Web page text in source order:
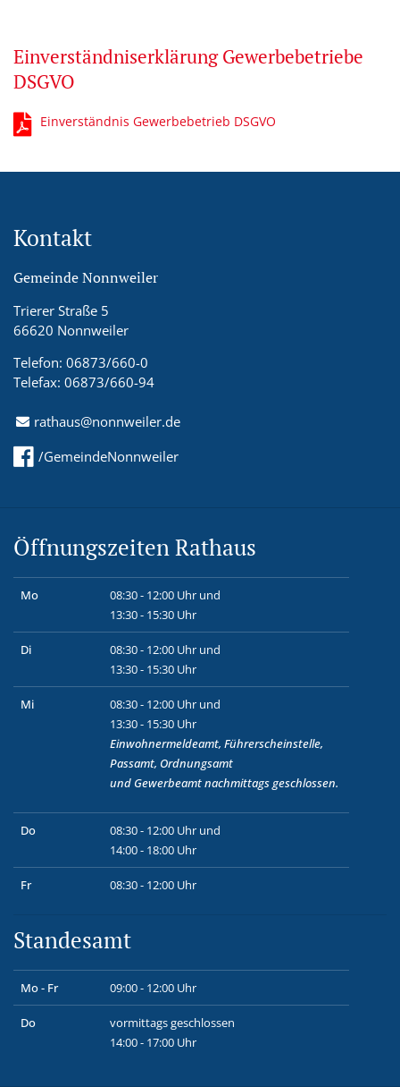
Einverständniserklärung Gewerbebetriebe
DSGVO
Einverständnis Gewerbebetrieb DSGVO
Kontakt
Gemeinde Nonnweiler
Trierer Straße 5
66620 Nonnweiler
Telefon: 06873/660-0
Telefax: 06873/660-94
rathaus@nonnweiler.de
/GemeindeNonnweiler
Öffnungszeiten Rathaus
Mo
08:30 - 12:00 Uhr und
13:30 - 15:30 Uhr
Di
08:30 - 12:00 Uhr und
13:30 - 15:30 Uhr
Mi
08:30 - 12:00 Uhr und
13:30 - 15:30 Uhr
Einwohnermeldeamt, Führerscheinstelle,
Passamt, Ordnungsamt
und Gewerbeamtnachmittags geschlossen.
Do
08:30 - 12:00 Uhr und
14:00 - 18:00 Uhr
Fr 08:30 - 12:00 Uhr
Standesamt
Mo - Fr 09:00 - 12:00 Uhr
Do
vormittags geschlossen
14:00 - 17:00 Uhr